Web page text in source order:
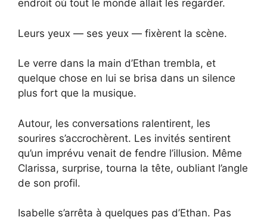
endroit où tout le monde allait les regarder.
Leurs yeux — ses yeux — fixèrent la scène.
Le verre dans la main d’Ethan trembla, et
quelque chose en lui se brisa dans un silence
plus fort que la musique.
Autour, les conversations ralentirent, les
sourires s’accrochèrent. Les invités sentirent
qu’un imprévu venait de fendre l’illusion. Même
Clarissa, surprise, tourna la tête, oubliant l’angle
de son profil.
Isabelle s’arrêta à quelques pas d’Ethan. Pas